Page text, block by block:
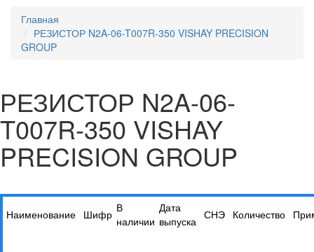
Главная
РЕЗИСТОР N2A-06-T007R-350 VISHAY PRECISION
GROUP
РЕЗИСТОР N2A-06-
T007R-350 VISHAY
PRECISION GROUP
Наименование Шифр В
наличии
Дата
выпуска СНЭ Количество